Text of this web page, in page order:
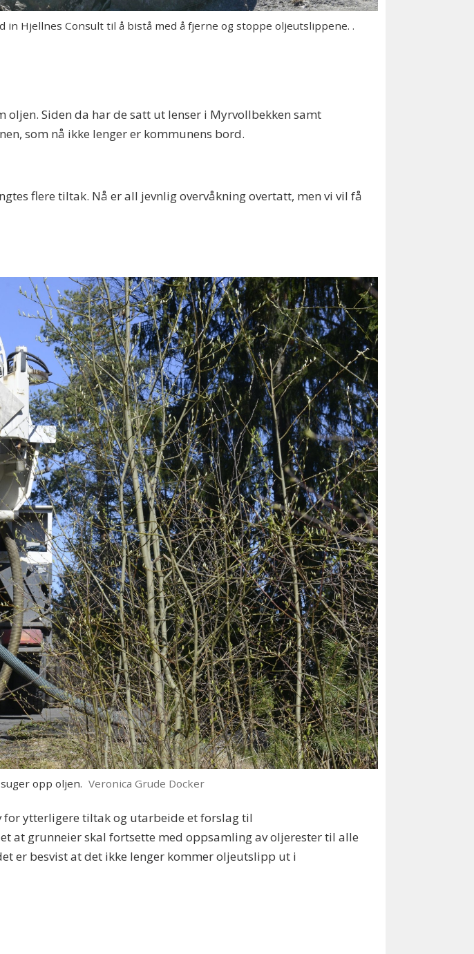
Hjellnes Consult til å bistå med å fjerne og stoppe oljeutslippene. .
Siden da har de satt ut lenser i Myrvollbekken samt
som nå ikke lenger er kommunens bord.
flere tiltak. Nå er all jevnlig overvåkning overtatt, men vi vil få
opp oljen. Veronica Grude Docker
for ytterligere tiltak og utarbeide et forslag til
at grunneier skal fortsette med oppsamling av oljerester til alle
er besvist at det ikke lenger kommer oljeutslipp ut i